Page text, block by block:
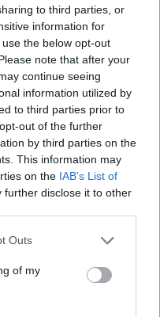
to third parties, or
information for
the below opt-out
note that after your
continue seeing
information utilized by
to third parties prior to
out of the further
by third parties on the
This information may
on the IAB’s List of
further disclose it to other
Outs
of my